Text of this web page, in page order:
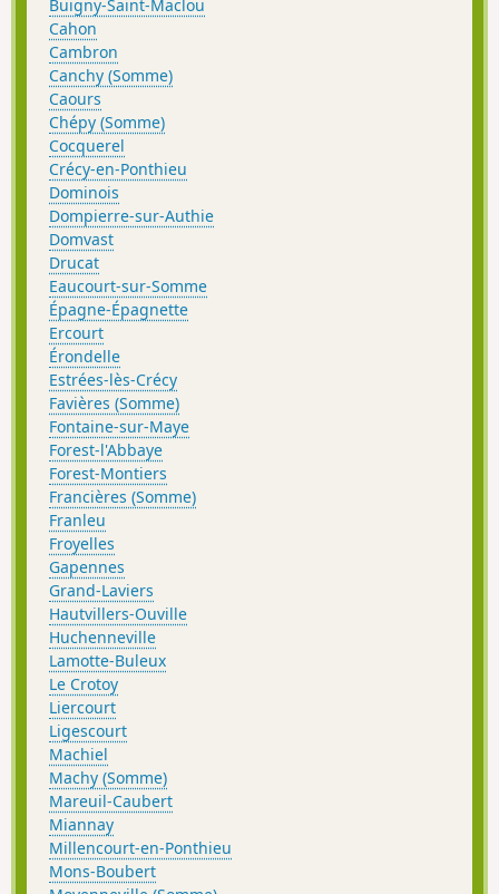
Buigny-Saint-Maclou
Cahon
Cambron
Canchy (Somme)
Caours
Chépy (Somme)
Cocquerel
Crécy-en-Ponthieu
Dominois
Dompierre-sur-Authie
Domvast
Drucat
Eaucourt-sur-Somme
Épagne-Épagnette
Ercourt
Érondelle
Estrées-lès-Crécy
Favières (Somme)
Fontaine-sur-Maye
Forest-l'Abbaye
Forest-Montiers
Francières (Somme)
Franleu
Froyelles
Gapennes
Grand-Laviers
Hautvillers-Ouville
Huchenneville
Lamotte-Buleux
Le Crotoy
Liercourt
Ligescourt
Machiel
Machy (Somme)
Mareuil-Caubert
Miannay
Millencourt-en-Ponthieu
Mons-Boubert